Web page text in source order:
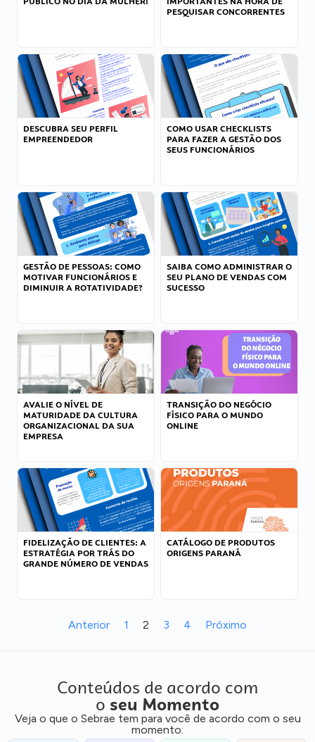
PESQUISAR CONCORRENTES
DESCUBRA SEU PERFIL
EMPREENDEDOR
COMO USAR CHECKLISTS
PARA FAZER A GESTÃO DOS
SEUS FUNCIONÁRIOS
GESTÃO DE PESSOAS: COMO
MOTIVAR FUNCIONÁRIOS E
DIMINUIR A ROTATIVIDADE?
SAIBA COMO ADMINISTRAR O
SEU PLANO DE VENDAS COM
SUCESSO
AVALIE O NÍVEL DE
MATURIDADE DA CULTURA
ORGANIZACIONAL DA SUA
EMPRESA
TRANSIÇÃO DO NEGÓCIO
FÍSICO PARA O MUNDO
ONLINE
FIDELIZAÇÃO DE CLIENTES: A
ESTRATÉGIA POR TRÁS DO
GRANDE NÚMERO DE VENDAS
CATÁLOGO DE PRODUTOS
ORIGENS PARANÁ
Anterior 1 2 3 4 Próximo
Conteúdos de acordo com
o seu Momento
Veja o que o Sebrae tem para você de acordo com o seu
momento: